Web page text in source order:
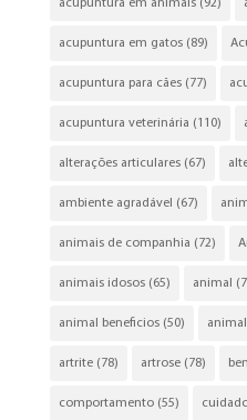
acupuntura em animais(92)
acupuntura em gatos(89)
acupuntura para cães(77)
acupuntura veterinária (110)
alterações articulares(67)
ambiente agradável (67)
animais de companhia (72)
animais idosos(65) animal
animal beneficios(50)
artrite(78) artrose(78)
comportamento(55)